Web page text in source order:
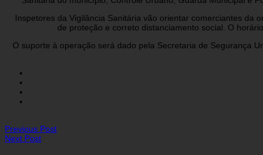
Inspetores da Vigilância Sanitária vão orientar comerciantes da
de proteção e correto distanciamento social. O
O suporte à operação será dado pela Secretaria de Segurança
Previous Post
Next Post